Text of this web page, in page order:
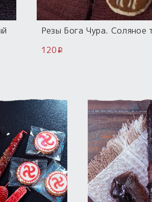
Резы Бога Чура. Соляное
120 i